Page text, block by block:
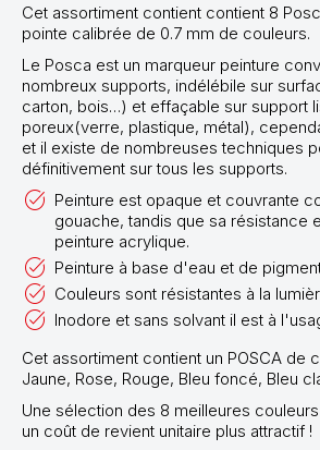
Cet assortiment contient contient 8
pointe calibrée de 0.7 mm de couleurs.
Le Posca est un marqueur peinture
nombreux supports, indélébile sur
carton, bois…) et effaçable sur support
poreux(verre, plastique, métal),
et il existe de nombreuses techniques
définitivement sur tous les supports.
Peinture est opaque et couvrante
gouache, tandis que sa résistance
peinture acrylique.
Peinture à base d'eau et de
Couleurs sont résistantes à la
Inodore et sans solvant il est à
Cet assortiment contient un POSCA de
Jaune, Rose, Rouge, Bleu foncé, Bleu
Une sélection des 8 meilleures
un coût de revient unitaire plus attractif !